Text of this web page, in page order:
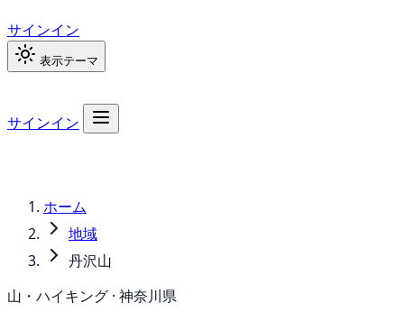
サインイン
表示テーマ
サインイン
ホーム
地域
丹沢山
山・ハイキング · 神奈川県